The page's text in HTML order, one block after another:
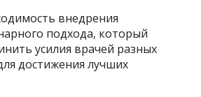
внедрения
подхода, который
усилия врачей разных
достижения лучших